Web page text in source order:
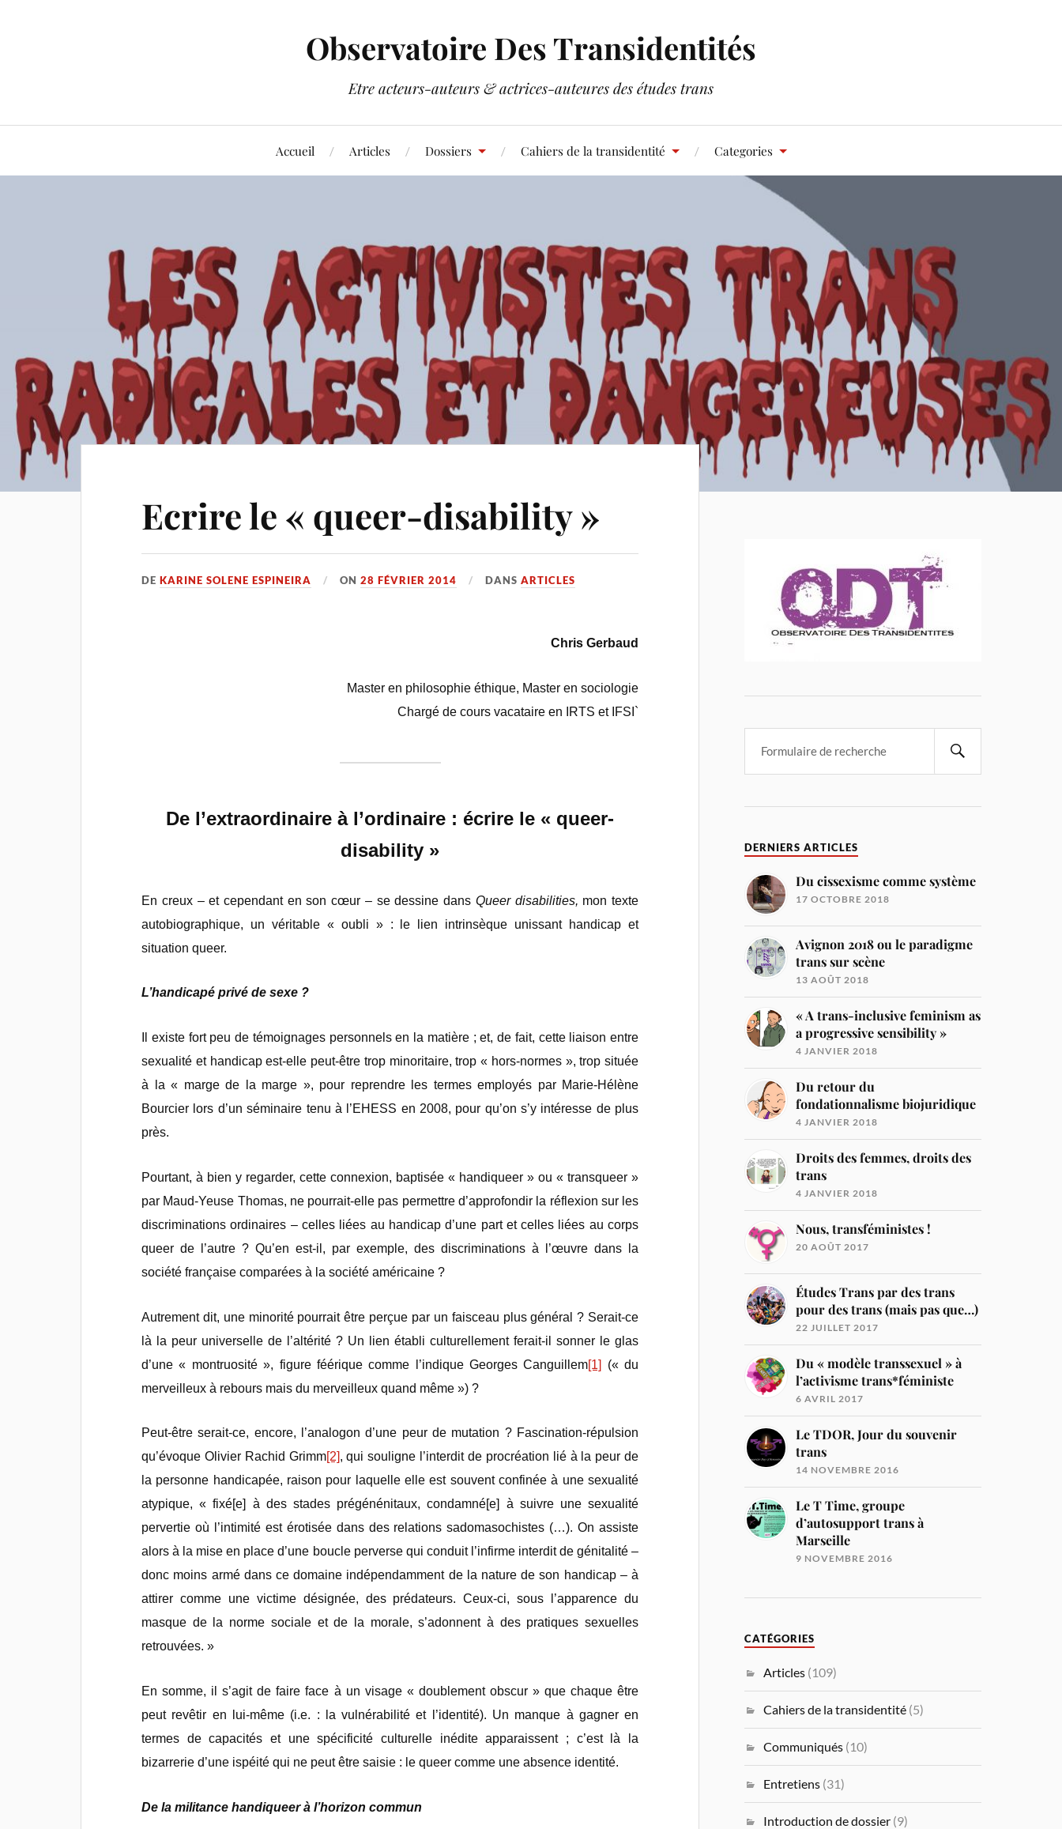
Observatoire Des Transidentités
Etre acteurs-auteurs & actrices-auteures des études trans
Accueil Articles Dossiers Cahiers de la transidentité Categories
Ecrire le « queer-disability »
DEKARINE SOLENE ESPINEIRA ON28 FÉVRIER 2014 DANSARTICLES
Chris Gerbaud
Master en philosophie éthique, Master en sociologie
Chargé de cours vacataire en IRTS et IFSI`
De l’extraordinaire à l’ordinaire : écrire le « queer-
disability »
En creux – et cependant en son cœur – se dessine dans Queer disabilities, mon texte
autobiographique, un véritable « oubli » : le lien intrinsèque unissant handicap et
situation queer.
L’handicapé privé de sexe ?
Il existe fort peu de témoignages personnels en la matière ; et, de fait, cette liaison entre
sexualité et handicap est-elle peut-être trop minoritaire, trop « hors-normes », trop située
à la « marge de la marge », pour reprendre les termes employés par Marie-Hélène
Bourcier lors d’un séminaire tenu à l’EHESS en 2008, pour qu’on s’y intéresse de plus
près.
Pourtant, à bien y regarder, cette connexion, baptisée « handiqueer » ou « transqueer »
par Maud-Yeuse Thomas, ne pourrait-elle pas permettre d’approfondir la réflexion sur les
discriminations ordinaires – celles liées au handicap d’une part et celles liées au corps
queer de l’autre ? Qu’en est-il, par exemple, des discriminations à l’œuvre dans la
société française comparées à la société américaine ?
Autrement dit, une minorité pourrait être perçue par un faisceau plus général ? Serait-ce
là la peur universelle de l’altérité ? Un lien établi culturellement ferait-il sonner le glas
d’une « montruosité », figure féérique comme l’indique Georges Canguillem[1]
(« du
merveilleux à rebours mais du merveilleux quand même ») ?
Peut-être serait-ce, encore, l’analogon d’une peur de mutation ? Fascination-répulsion
qu’évoque Olivier Rachid Grimm[2], qui souligne l’interdit de procréation lié à la peur de
la personne handicapée, raison pour laquelle elle est souvent confinée à une sexualité
atypique, « fixé[e] à des stades prégénénitaux, condamné[e] à suivre une sexualité
pervertie où l’intimité est érotisée dans des relations sadomasochistes (…). On assiste
alors à la mise en place d’une boucle perverse qui conduit l’infirme interdit de génitalité –
donc moins armé dans ce domaine indépendamment de la nature de son handicap – à
attirer comme une victime désignée, des prédateurs. Ceux-ci, sous l’apparence du
masque de la norme sociale et de la morale, s’adonnent à des pratiques sexuelles
retrouvées. »
En somme, il s’agit de faire face à un visage « doublement obscur » que chaque être
peut revêtir en lui-même (i.e. : la vulnérabilité et l’identité). Un manque à gagner en
termes de capacités et une spécificité culturelle inédite apparaissent ; c’est là la
bizarrerie d’une ispéité qui ne peut être saisie : le queer comme une absence identité.
De la militance handiqueer à l’horizon commun
DERNIERS ARTICLES
Du cissexisme comme système
17 OCTOBRE 2018
Avignon 2018 ou le paradigme
trans sur scène
13 AOÛT 2018
« A trans-inclusive feminism as
a progressive sensibility »
4 JANVIER 2018
Du retour du
fondationnalisme biojuridique
4 JANVIER 2018
Droits des femmes, droits des
trans
4 JANVIER 2018
Nous, transféministes !
20 AOÛT 2017
Études Trans par des trans
pour des trans (mais pas que…)
22 JUILLET 2017
Du « modèle transsexuel » à
l’activisme trans*féministe
6 AVRIL 2017
Le TDOR, Jour du souvenir
trans
14 NOVEMBRE 2016
Le T Time, groupe
d’autosupport trans à
Marseille
9 NOVEMBRE 2016
CATÉGORIES
Articles (109)
Cahiers de la transidentité (5)
Communiqués (10)
Entretiens (31)
Introduction de dossier (9)